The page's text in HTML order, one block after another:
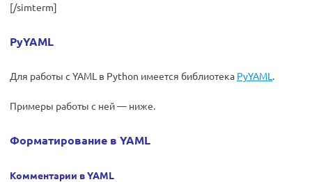
[/simterm]
PyYAML
Для работы с YAML в Python имеется библиотека PyYAML .
Примеры работы с ней — ниже.
Форматирование в YAML
Комментарии в YAML